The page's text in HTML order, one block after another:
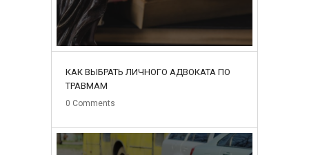
КАК ВЫБРАТЬ ЛИЧНОГО АДВОКАТА ПО
ТРАВМАМ
0 Comments